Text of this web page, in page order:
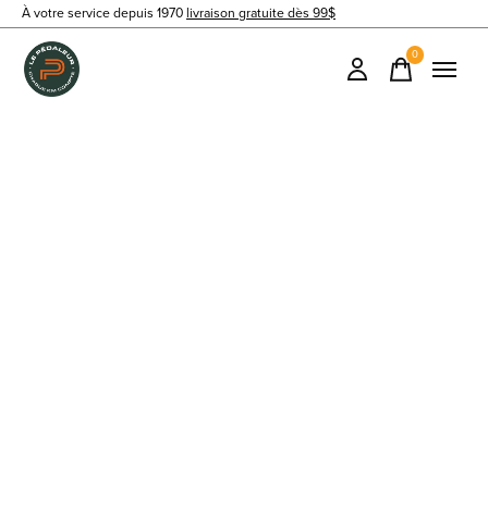
À votre service depuis 1970 livraison gratuite dès 99$
0items